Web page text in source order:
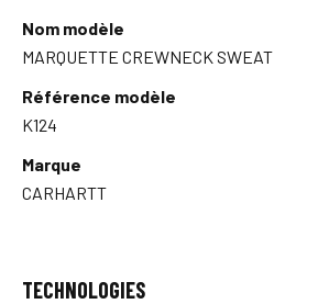
Nom modèle
MARQUETTE CREWNECK SWEAT
Référence modèle
K124
Marque
CARHARTT
TECHNOLOGIES